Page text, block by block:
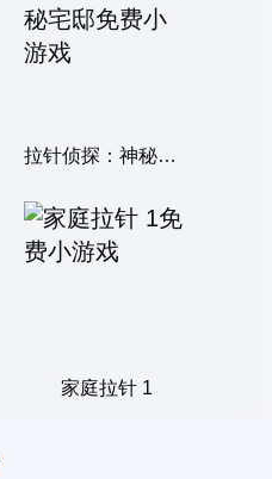
拉针侦探：神秘宅邸
家庭拉针 1